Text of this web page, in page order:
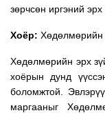
зөрчсөн иргэний
Хоёр: Хөдөлмөрийн
Хөдөлмөрийн эрх
хоёрын дунд
боломжтой.
маргааныг